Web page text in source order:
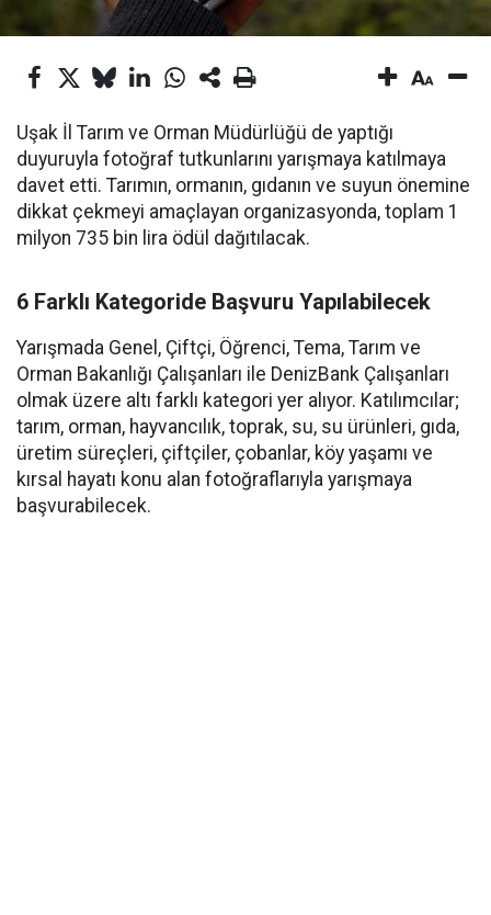
Uşak İl Tarım ve Orman Müdürlüğü de yaptığı
duyuruyla fotoğraf tutkunlarını yarışmaya katılmaya
davet etti. Tarımın, ormanın, gıdanın ve suyun önemine
dikkat çekmeyi amaçlayan organizasyonda, toplam 1
milyon 735 bin lira ödül dağıtılacak.
6 Farklı Kategoride Başvuru Yapılabilecek
Yarışmada Genel, Çiftçi, Öğrenci, Tema, Tarım ve
Orman Bakanlığı Çalışanları ile DenizBank Çalışanları
olmak üzere altı farklı kategori yer alıyor. Katılımcılar;
tarım, orman, hayvancılık, toprak, su, su ürünleri, gıda,
üretim süreçleri, çiftçiler, çobanlar, köy yaşamı ve
kırsal hayatı konu alan fotoğraflarıyla yarışmaya
başvurabilecek.